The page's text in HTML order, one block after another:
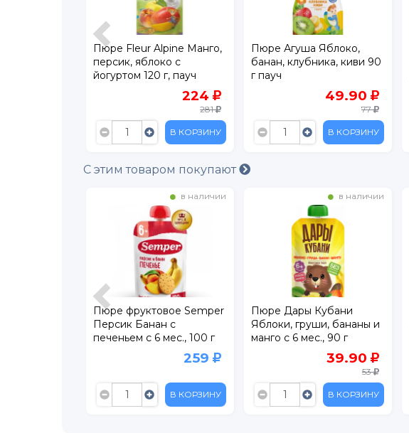
Пюре Fleur Alpine Манго,
персик, яблоко с
йогуртом 120 г, пауч
224
281
В КОРЗИНУ
Пюре Агуша Яблоко,
банан, клубника, киви 90
г пауч
49.90
77
В КОРЗИНУ
С этим товаром покупают
в наличии
Пюре фруктовое Semper
Персик Банан с
печеньем с 6 мес., 100 г
259
В КОРЗИНУ
в наличии
Пюре Дары Кубани
Яблоки, груши, бананы и
манго с 6 мес., 90 г
39.90
53
В КОРЗИНУ